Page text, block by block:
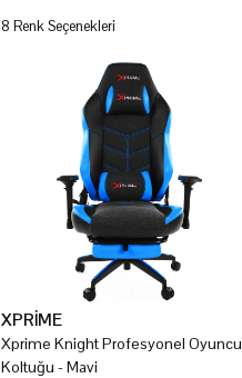
8 Renk Seçenekleri
XPRİME
Xprime Knight Profesyonel Oyuncu
Koltuğu - Mavi